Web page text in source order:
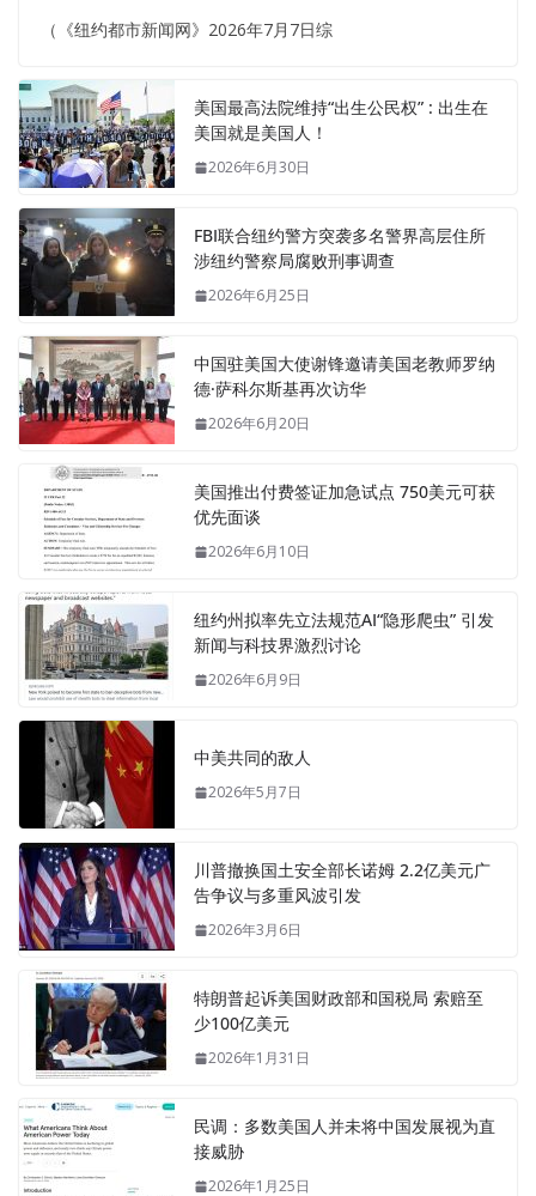
（《纽约都市新闻网》2026年7月7日综
美国最高法院维持“出生公民权” : 出生在
美国就是美国人！
2026年6月30日
FBI联合纽约警方突袭多名警界高层住所
涉纽约警察局腐败刑事调查
2026年6月25日
中国驻美国大使谢锋邀请美国老教师罗纳
德·萨科尔斯基再次访华
2026年6月20日
美国推出付费签证加急试点 750美元可获
优先面谈
2026年6月10日
纽约州拟率先立法规范AI“隐形爬虫” 引发
新闻与科技界激烈讨论
2026年6月9日
中美共同的敌人
2026年5月7日
川普撤换国土安全部长诺姆 2.2亿美元广
告争议与多重风波引发
2026年3月6日
特朗普起诉美国财政部和国税局 索赔至
少100亿美元
2026年1月31日
民调：多数美国人并未将中国发展视为直
接威胁
2026年1月25日